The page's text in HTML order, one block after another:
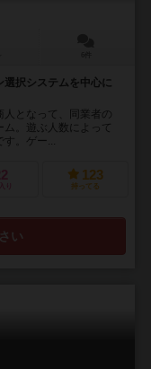
択システムを中心に
人となって、同業者の
。遊ぶ人数によって
す。ゲー...
り
123
持ってる
い